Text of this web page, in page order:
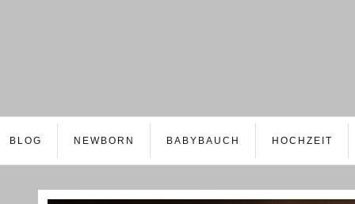
BLOG NEWBORN BABYBAUCH HOCHZEIT